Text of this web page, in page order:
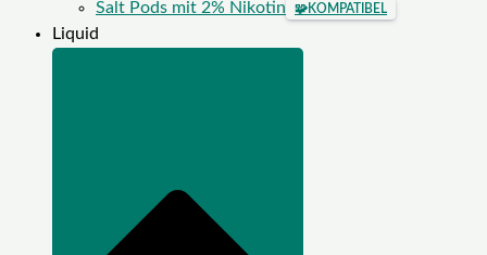
Salt Pods mit 2% Nikotin
🧩KOMPATIBEL
Liquid